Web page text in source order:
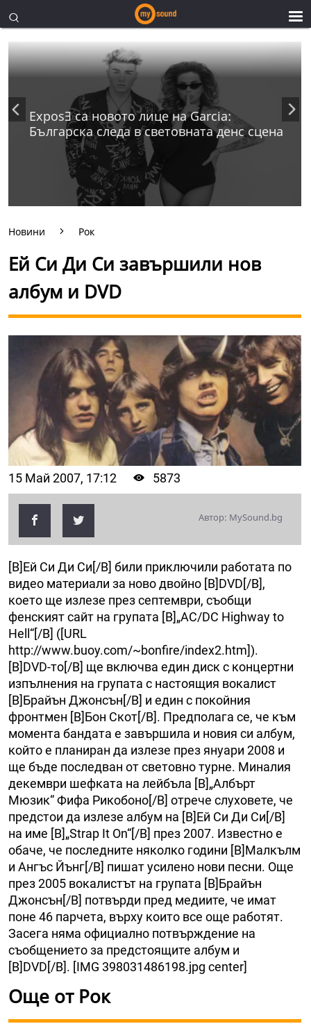
ExposƎ са новото лице на Garcia:
Българска следа в световната денс сцена
Новини Рок
Ей Си Ди Си завършили нов
албум и DVD
15 Май 2007, 17:12 5873
Автор: MySound.bg
[B]Ей Си Ди Си[/B] били приключили работата по
видео материали за ново двойно [B]DVD[/B],
което ще излезе през септември, съобщи
фенският сайт на групата [B]„AC/DC Highway to
Hell“[/B] ([URL
http://www.buoy.com/~bonfire/index2.htm]).
[B]DVD-то[/B] ще включва един диск с концертни
изпълнения на групата с настоящия вокалист
[B]Брайън Джонсън[/B] и един с покойния
фронтмен [B]Бон Скот[/B]. Предполага се, че към
момента бандата е завършила и новия си албум,
който е планиран да излезе през януари 2008 и
ще бъде последван от световно турне. Миналия
декември шефката на лейбъла [B]„Албърт
Мюзик“ Фифа Рикобоно[/B] отрече слуховете, че
предстои да излезе албум на [B]Ей Си Ди Си[/B]
на име [B]„Strap It On“[/B] през 2007. Известно е
обаче, че последните няколко години [B]Малкълм
и Ангъс Йънг[/B] пишат усилено нови песни. Още
през 2005 вокалистът на групата [B]Брайън
Джонсън[/B] потвърди пред медиите, че имат
поне 46 парчета, върху които все още работят.
Засега няма официално потвърждение на
съобщението за предстоящите албум и
[B]DVD[/B]. [IMG 398031486198.jpg center]
Още от Рок